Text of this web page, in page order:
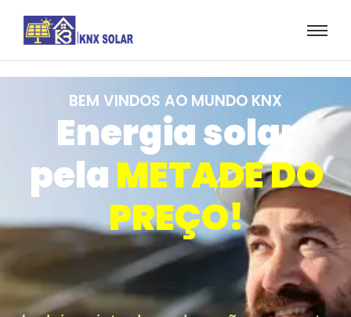
BEM VINDOS AO MUNDO KNX
Energia solar
pelaMETADE DO
PREÇO!
Completos